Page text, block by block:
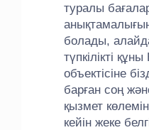
туралы
болады,
түпкілікті
объектісіне
барған соң
қызмет
кейін жеке